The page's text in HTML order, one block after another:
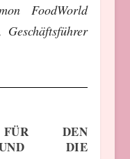
FoodWorld
DEN
UND DIE